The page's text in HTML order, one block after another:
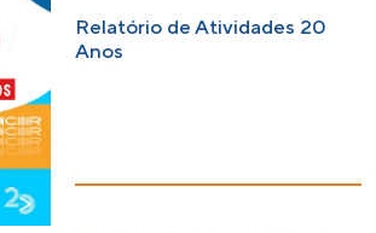
Relatório de Atividades 20
Anos